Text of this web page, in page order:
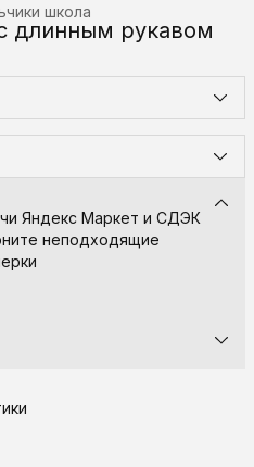
школа
длинным рукавом
Яндекс Маркет и СДЭК
неподходящие